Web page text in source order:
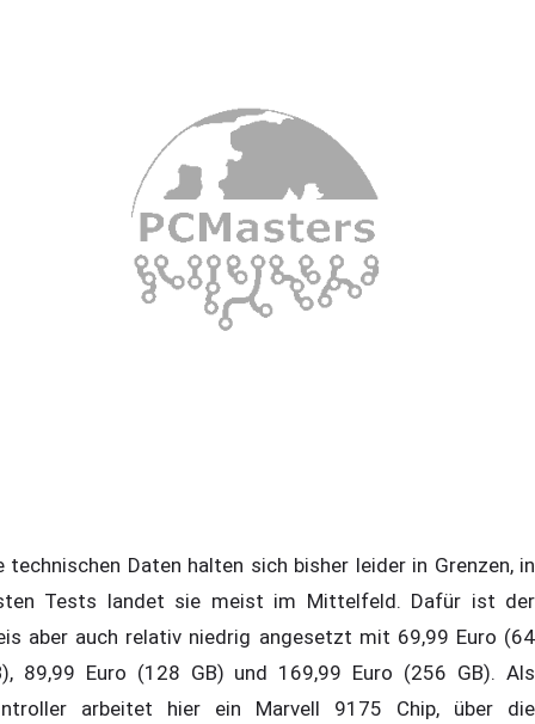
technischen Daten halten sich bisher leider in Grenzen, in
Tests landet sie meist im Mittelfeld. Dafür ist der
aber auch relativ niedrig angesetzt mit 69,99 Euro (64
89,99 Euro (128 GB) und 169,99 Euro (256 GB). Als
arbeitet hier ein Marvell 9175 Chip, über die